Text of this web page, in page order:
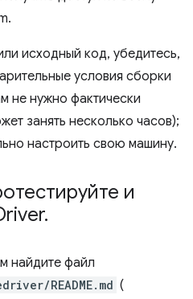
исходный код, убедитесь,
условия сборки
не нужно фактически
занять несколько часов);
настроить свою машину.
и
.
найдите файл
README.md (